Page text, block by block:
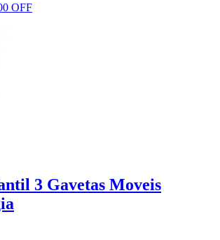
OFF
3 Gavetas Moveis